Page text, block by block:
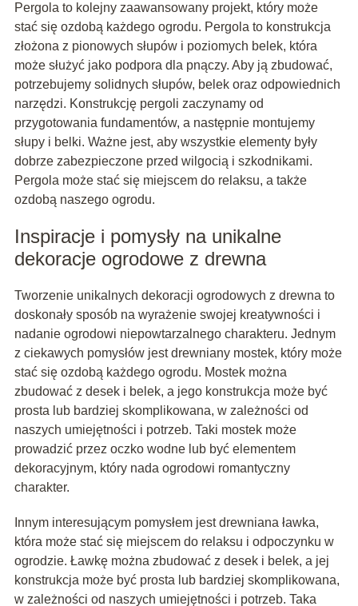
Pergola to kolejny zaawansowany projekt, który może
stać się ozdobą każdego ogrodu. Pergola to konstrukcja
złożona z pionowych słupów i poziomych belek, która
może służyć jako podpora dla pnączy. Aby ją zbudować,
potrzebujemy solidnych słupów, belek oraz odpowiednich
narzędzi. Konstrukcję pergoli zaczynamy od
przygotowania fundamentów, a następnie montujemy
słupy i belki. Ważne jest, aby wszystkie elementy były
dobrze zabezpieczone przed wilgocią i szkodnikami.
Pergola może stać się miejscem do relaksu, a także
ozdobą naszego ogrodu.
Inspiracje i pomysły na unikalne
dekoracje ogrodowe z drewna
Tworzenie unikalnych dekoracji ogrodowych z drewna to
doskonały sposób na wyrażenie swojej kreatywności i
nadanie ogrodowi niepowtarzalnego charakteru. Jednym
z ciekawych pomysłów jest drewniany mostek, który może
stać się ozdobą każdego ogrodu. Mostek można
zbudować z desek i belek, a jego konstrukcja może być
prosta lub bardziej skomplikowana, w zależności od
naszych umiejętności i potrzeb. Taki mostek może
prowadzić przez oczko wodne lub być elementem
dekoracyjnym, który nada ogrodowi romantyczny
charakter.
Innym interesującym pomysłem jest drewniana ławka,
która może stać się miejscem do relaksu i odpoczynku w
ogrodzie. Ławkę można zbudować z desek i belek, a jej
konstrukcja może być prosta lub bardziej skomplikowana,
w zależności od naszych umiejętności i potrzeb. Taka